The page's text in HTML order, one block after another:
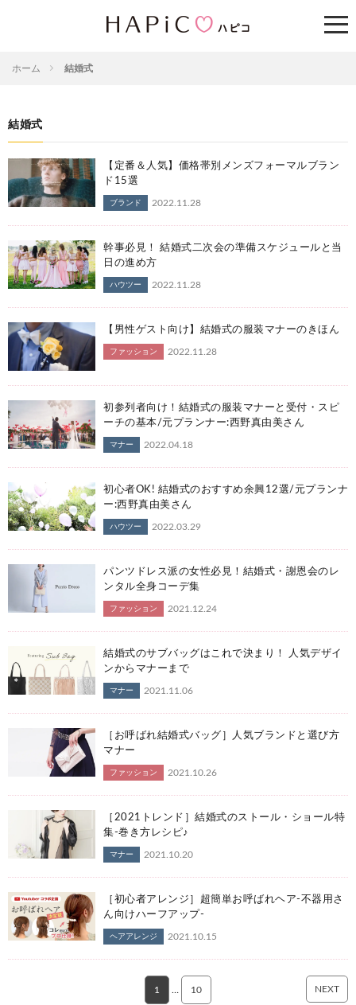
ホーム 結婚式
結婚式
ブランド 2022.11.28
【定番＆人気】価格帯別メンズフォーマルブラン
ド15選
ハウツー 2022.11.28
幹事必見！ 結婚式二次会の準備スケジュールと当
日の進め方
ファッション 2022.11.28
【男性ゲスト向け】結婚式の服装マナーのきほん
マナー 2022.04.18
初参列者向け！結婚式の服装マナーと受付・スピ
ーチの基本/元プランナー:西野真由美さん
ハウツー 2022.03.29
初心者OK! 結婚式のおすすめ余興12選/元プランナ
ー:西野真由美さん
ファッション 2021.12.24
パンツドレス派の女性必見！結婚式・謝恩会のレ
ンタル全身コーデ集
マナー 2021.11.06
結婚式のサブバッグはこれで決まり！ 人気デザイ
ンからマナーまで
ファッション 2021.10.26
［お呼ばれ結婚式バッグ］人気ブランドと選び方
マナー
マナー 2021.10.20
［2021トレンド］結婚式のストール・ショール特
集-巻き方レシピ♪
ヘアアレンジ 2021.10.15
［初心者アレンジ］超簡単お呼ばれヘア-不器用さ
ん向けハーフアップ-
1 10 NEXT